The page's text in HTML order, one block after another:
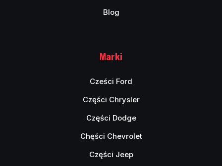
Blog
Marki
Cześci Ford
Części Chrysler
Części Dodge
Chęści Chevrolet
Części Jeep